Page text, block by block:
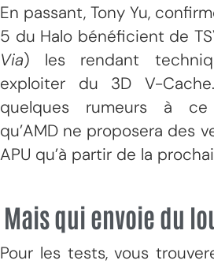
En passant, Tony Yu,
5 du Halo bénéficient de
Via) les rendant
exploiter du 3D V-
quelques rumeurs à
qu’AMD ne proposera des
APU qu’à partir de la
Mais qui envoie du
Pour les tests, vous